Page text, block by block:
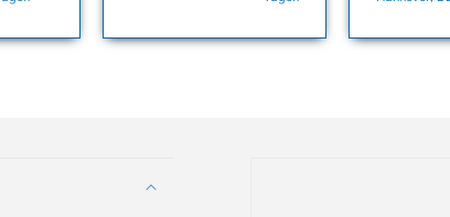
nochmals dafür. Viele
und es